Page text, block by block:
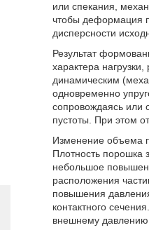
или спекания,
чтобы деформация
дисперсности
Результат
характера
динамическим
одновременно
сопровождаясь или
пустоты. При этом
Изменение объема
Плотность порошка
небольшое
расположения
повышения
контактного
внешнему давлению